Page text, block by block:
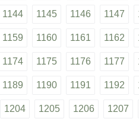
1144 1145 1146 1147
1159 1160 1161 1162
1174 1175 1176 1177
1189 1190 1191 1192
1204 1205 1206 1207